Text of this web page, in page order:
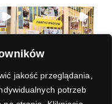
jakość przeglądania,
potrzeb